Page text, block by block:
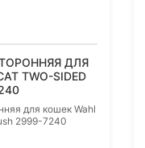
ДЛЯ
TWO-SIDED
для кошек Wahl
2999-7240